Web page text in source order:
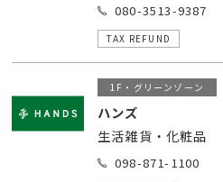
080-3513-9387
TAX REFUND
1F・グリーンゾーン
ハンズ
生活雑貨・化粧品
098-871-1100